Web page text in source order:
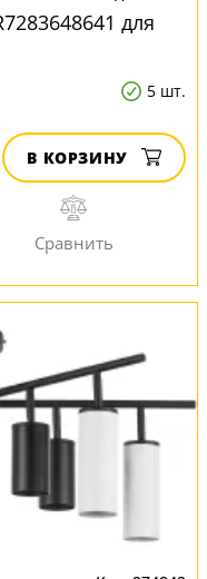
для
5 шт.
В КОРЗИНУ